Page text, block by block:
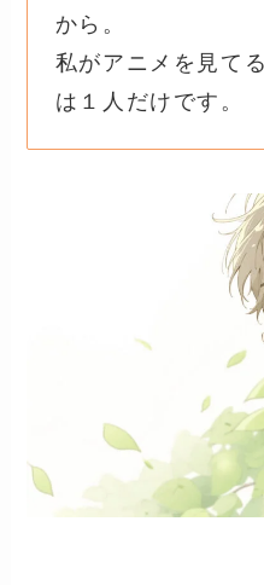
から。
私がアニメを見て
は１人だけです。